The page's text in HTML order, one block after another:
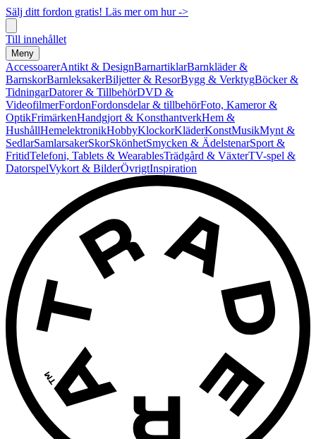
Sälj ditt fordon gratis! Läs mer om hur ->
Till innehållet
Meny
AccessoarerAntikt & DesignBarnartiklarBarnkläder &
BarnskorBarnleksakerBiljetter & ResorBygg & VerktygBöcker &
TidningarDatorer & TillbehörDVD &
VideofilmerFordonFordonsdelar & tillbehörFoto, Kameror &
OptikFrimärkenHandgjort & KonsthantverkHem &
HushållHemelektronikHobbyKlockorKläderKonstMusikMynt &
SedlarSamlarsakerSkorSkönhetSmycken & ÄdelstenarSport &
FritidTelefoni, Tablets & WearablesTrädgård & VäxterTV-spel &
DatorspelVykort & BilderÖvrigtInspiration